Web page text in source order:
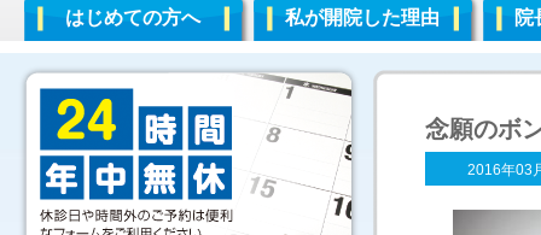
はじめての方へ 私が開院した理由 院
念願のボ
2016年03